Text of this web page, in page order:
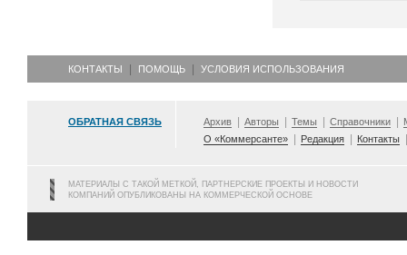
КОНТАКТЫ ПОМОЩЬ УСЛОВИЯ ИСПОЛЬЗОВАНИЯ
ОБРАТНАЯ СВЯЗЬ Архив Авторы Темы Справочники
О «Коммерсанте»
Редакция Контакты
МАТЕРИАЛЫ С ТАКОЙ МЕТКОЙ, ПАРТНЕРСКИЕ ПРОЕКТЫ И НОВОСТИ
КОМПАНИЙ ОПУБЛИКОВАНЫ НА КОММЕРЧЕСКОЙ ОСНОВЕ